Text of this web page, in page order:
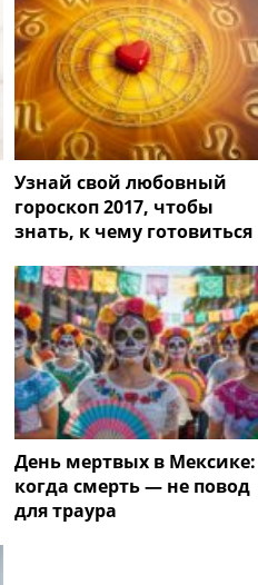
Узнай свой любовный
гороскоп 2017, чтобы
знать, к чему готовиться
День мертвых в Мексике:
когда смерть — не повод
для траура